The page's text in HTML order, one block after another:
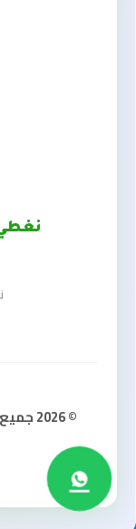
© 2026 جميع الحقوق محفوظة لـ